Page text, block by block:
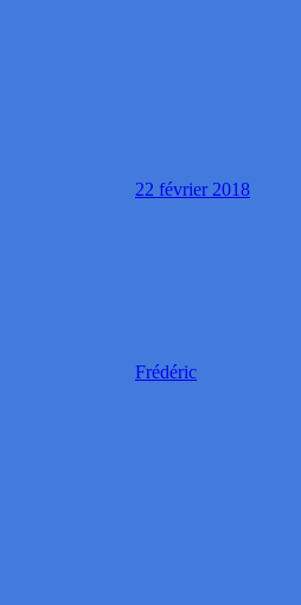
22 février 2018
Frédéric